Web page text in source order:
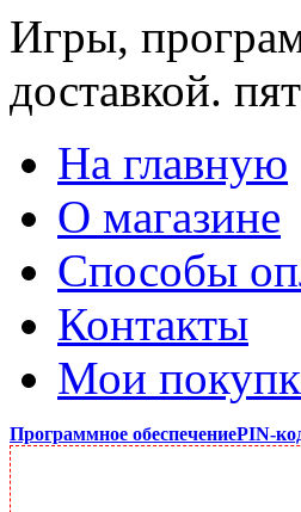
Игры,
доставкой.
На главную
О магазине
Способы
Контакты
Мои
Программное обеспечениеPIN-